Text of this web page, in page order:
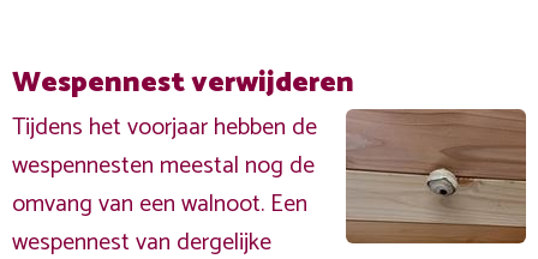
Wespennest verwijderen
Tijdens het voorjaar hebben de
wespennesten meestal nog de
omvang van een walnoot. Een
wespennest van dergelijke